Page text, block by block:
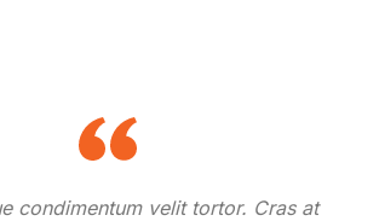
condimentum velit tortor. Cras at